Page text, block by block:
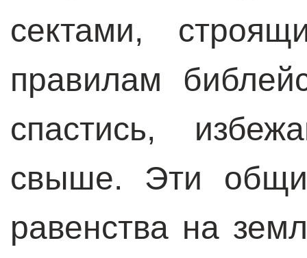
сектами,
правилам
спастись,
свыше. Эти
равенства на